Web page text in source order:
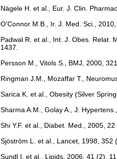
Nägele H. et al., Eur. J. Clin.
O’Connor M.B., Ir. J. Med. Sci.,
Padwal R. et al., Int. J. Obes. Relat.
1437.
Persson M., Vitols S., BMJ, 2000,
Ringman J.M., Mozaffar T.,
Sarica K. et al., Obesity (Silver
Sharma A.M., Golay A., J.
Shi Y.F. et al., Diabet. Med., 2005, 22
Sjöström L. et al., Lancet, 1998, 352
Sundl I. et al., Lipids, 2006, 41 (2),